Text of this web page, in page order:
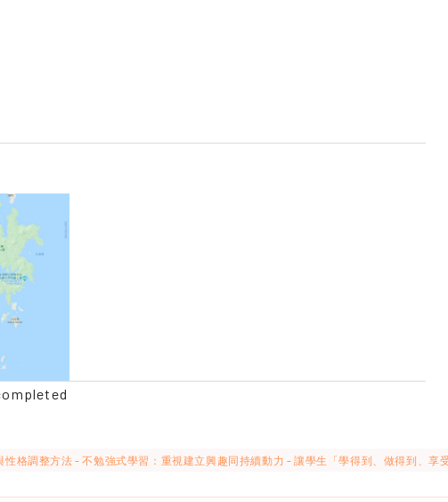
格調整方法 - 不勉強式學習：重視建立興趣同持續動力 - 讓學生「學得到、做得到、享